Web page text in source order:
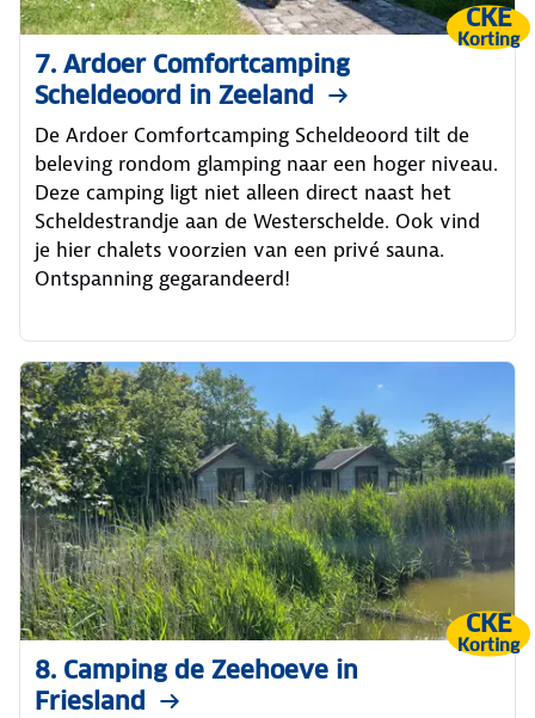
CKE
Korting
7. Ardoer Comfortcamping
Scheldeoord in Zeeland
De Ardoer Comfortcamping Scheldeoord tilt de
beleving rondom glamping naar een hoger niveau.
Deze camping ligt niet alleen direct naast het
Scheldestrandje aan de Westerschelde. Ook vind
je hier chalets voorzien van een privé sauna.
Ontspanning gegarandeerd!
CKE
Korting
8. Camping de Zeehoeve in
Friesland